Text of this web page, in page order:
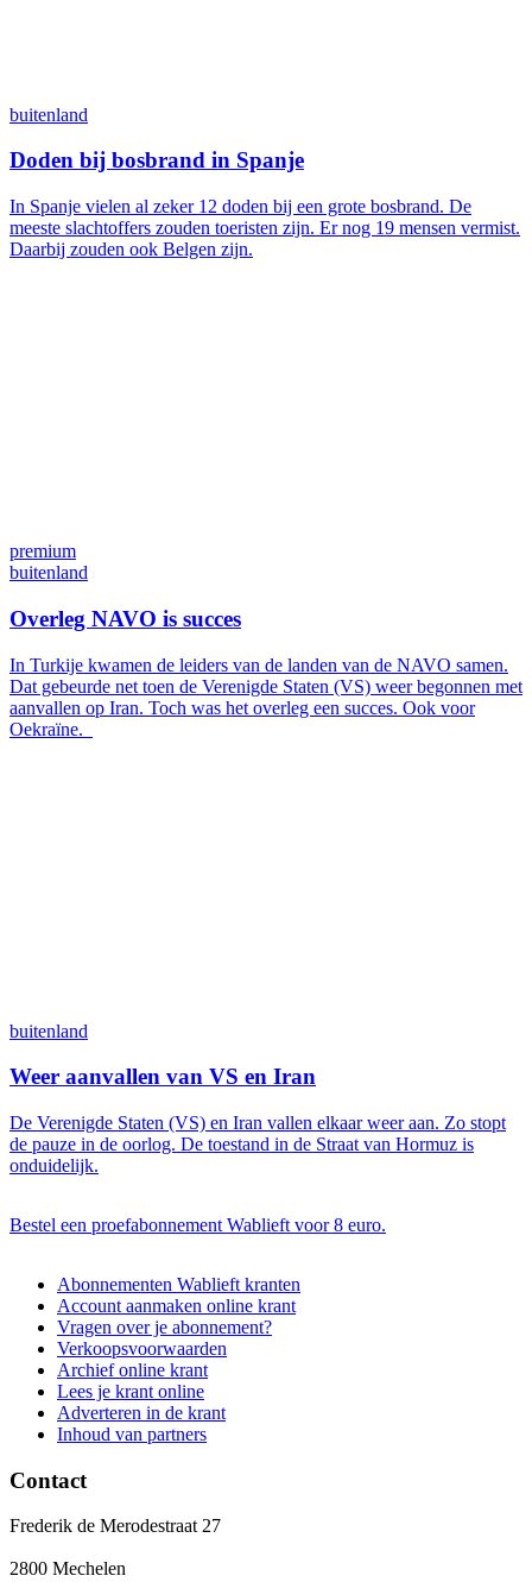
buitenland
Doden bij bosbrand in Spanje
In Spanje vielen al zeker 12 doden bij een grote bosbrand. De
meeste slachtoffers zouden toeristen zijn. Er nog 19 mensen vermist.
Daarbij zouden ook Belgen zijn.
premium
buitenland
Overleg NAVO is succes
In Turkije kwamen de leiders van de landen van de NAVO samen.
Dat gebeurde net toen de Verenigde Staten (VS) weer begonnen met
aanvallen op Iran. Toch was het overleg een succes. Ook voor
Oekraïne.
buitenland
Weer aanvallen van VS en Iran
De Verenigde Staten (VS) en Iran vallen elkaar weer aan. Zo stopt
de pauze in de oorlog. De toestand in de Straat van Hormuz is
onduidelijk.
Bestel een proefabonnement Wablieft voor 8 euro.
Voet
Abonnementen Wablieft kranten
Account aanmaken online krant
Vragen over je abonnement?
Verkoopsvoorwaarden
Archief online krant
Lees je krant online
Adverteren in de krant
Inhoud van partners
Contact
Frederik de Merodestraat 27
2800 Mechelen